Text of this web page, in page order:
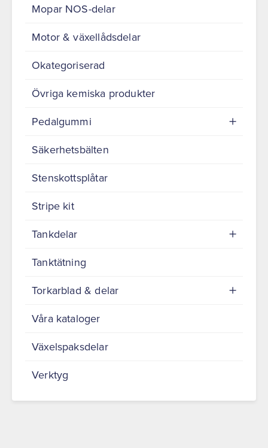
Mopar NOS-delar
Motor & växellådsdelar
Okategoriserad
Övriga kemiska produkter
Pedalgummi
Säkerhetsbälten
Stenskottsplåtar
Stripe kit
Tankdelar
Tanktätning
Torkarblad & delar
Våra kataloger
Växelspaksdelar
Verktyg